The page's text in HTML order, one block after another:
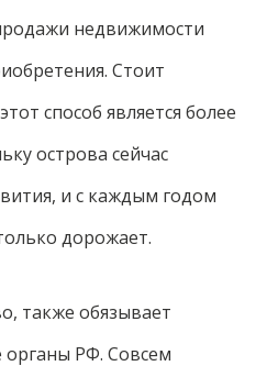
недвижимости
Стоит
способ является более
острова сейчас
и с каждым годом
дорожает.
также обязывает
органы РФ. Совсем